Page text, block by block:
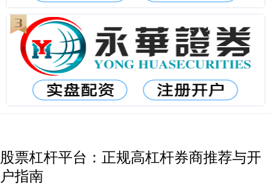
股票杠杆平台：正规高杠杆券商推荐与开
户指南